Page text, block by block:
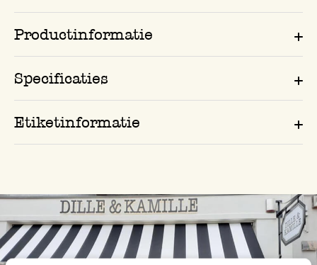
Productinformatie
Specificaties
Etiketinformatie